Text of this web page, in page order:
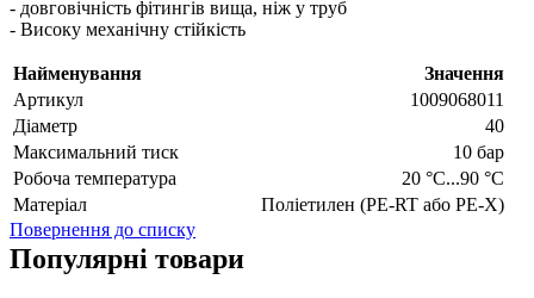
- довговічність фітингів вища, ніж у труб
- Високу механічну стійкість
Найменування
Значення
Артикул
1009068011
Діаметр
40
Максимальний тиск
10 бар
Робоча температура
20 °C...90 °C
Матеріал
Поліетилен (PE-RT або PE-X)
Повернення до списку
Популярні товари